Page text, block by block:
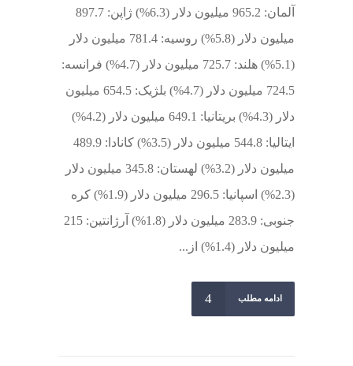
آلمان: 965.2 میلیون دلار (6.3%) ژاپن: 897.7
میلیون دلار (5.8%) روسیه: 781.4 میلیون دلار
(5.1%) هلند: 725.7 میلیون دلار (4.7%) فرانسه:
724.5 میلیون دلار (4.7%) بلژیک: 654.5 میلیون
دلار (4.3%) بریتانیا: 649.1 میلیون دلار (4.2%)
ایتالیا: 544.8 میلیون دلار (3.5%) کانادا: 489.9
میلیون دلار (3.2%) لهستان: 345.8 میلیون دلار
(2.3%) اسپانیا: 296.5 میلیون دلار (1.9%) کره
جنوبی: 283.9 میلیون دلار (1.8%) آرژانتین: 215
میلیون دلار (1.4%) از...
ادامه مطلب